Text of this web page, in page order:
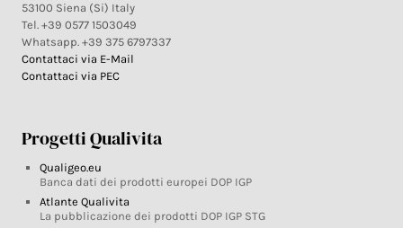
53100 Siena (Si) Italy
Tel. +39 0577 1503049
Whatsapp. +39 375 6797337
Contattaci via E-Mail
Contattaci via PEC
Progetti Qualivita
Qualigeo.eu
Banca dati dei prodotti europei DOP IGP
Atlante Qualivita
La pubblicazione dei prodotti DOP IGP STG